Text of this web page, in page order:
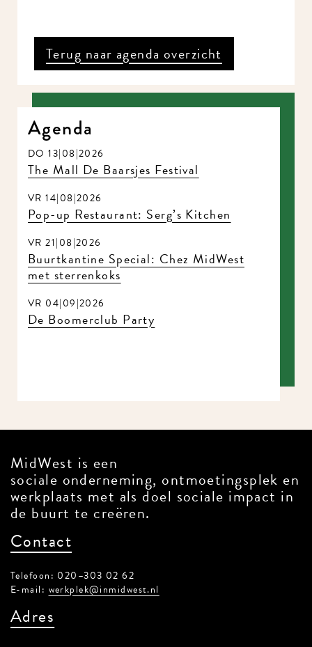
Terug naar agenda overzicht
Agenda
DO 13|08|2026
The Mall De Baarsjes Festival
VR 14|08|2026
Pop-up Restaurant: Serg’s Kitchen
VR 21|08|2026
Buurtkantine Special: Chez MidWest
met sterrenkoks
VR 04|09|2026
De Boomerclub Party
MidWest is een
sociale onderneming, ontmoetingsplek en
werkplaats met als doel sociale impact in
de buurt te creëren.
Contact
Telefoon: 020–303 02 62
E-mail: werkplek@inmidwest.nl
Adres